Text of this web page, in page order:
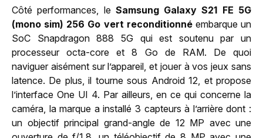
Côté performances, le Samsung Galaxy S21 FE 5G
(mono sim) 256 Go vert reconditionnéembarque un
SoC Snapdragon 888 5G qui est soutenu par un
processeur octa-core et 8 Go de RAM. De quoi
naviguer aisément sur l’appareil, et jouer à vos jeux sans
latence. De plus, il tourne sous Android 12, et propose
l’interface One UI 4. Par ailleurs, en ce qui concerne la
caméra, la marque a installé 3 capteurs à l’arrière dont :
un objectif principal grand-angle de 12 MP avec une